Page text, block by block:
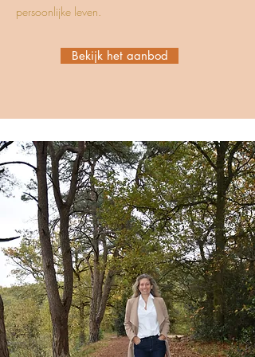
persoonlijke leven.
Bekijk het aanbod